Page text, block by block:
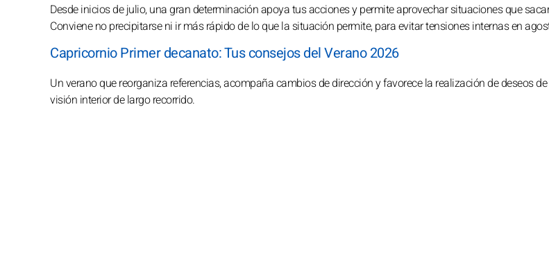
Desde inicios de julio, una gran determinación apoya tus acciones y permite aprovechar situaciones que
Conviene no precipitarse ni ir más rápido de lo que la situación permite, para evitar tensiones internas en
Capricornio Primer decanato: Tus consejos del Verano 2026
Un verano que reorganiza referencias, acompaña cambios de dirección y favorece la realización de deseos
visión interior de largo recorrido.